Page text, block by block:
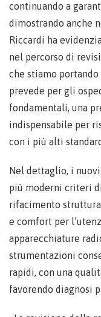
continuando a
dimostrando anche
Riccardi ha
nel percorso di
che stiamo
prevede per gli
fondamentali, una
indispensabile per
con i più alti
Nel dettaglio, i
più moderni criteri
rifacimento
e comfort per
apparecchiature
strumentazioni
rapidi, con una
favorendo diagnosi